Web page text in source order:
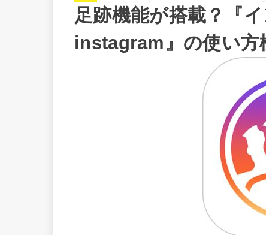
足跡機能が搭載？『
instagram』の使い方